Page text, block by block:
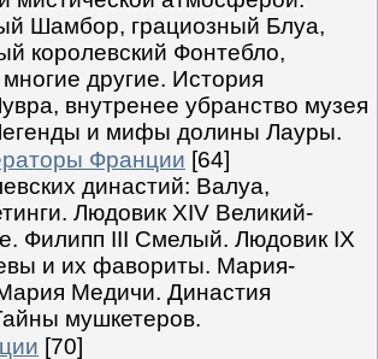
Шамбор, грациозный Блуа,
королевский Фонтебло,
другие. История
внутренее убранство музея
и мифы долины Лауры.
Франции [64]
династий: Валуа,
Людовик XIV Великий-
Филипп III Смелый. Людовик IX
и их фавориты. Мария-
Медичи. Династия
мушкетеров.
[70]